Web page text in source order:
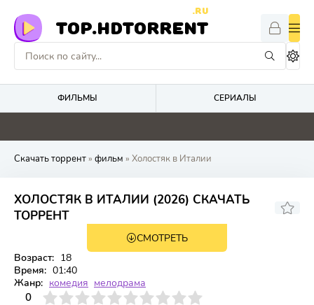
TOP.HDTORRENT
.RU
ФИЛЬМЫ СЕРИАЛЫ
0 0 0 5.9
Скачать торрент» фильм » Холостяк в Италии
ХОЛОСТЯК В ИТАЛИИ (2026) СКАЧАТЬ
ТОРРЕНТ
СМОТРЕТЬ
Возраст: 18
Время: 01:40
Жанр: комедия мелодрама
0
4 6 7 8 9 10